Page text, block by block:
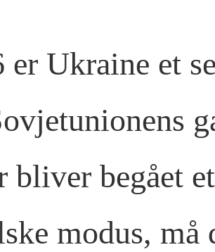
er Ukraine et
bliver begået
modus, må